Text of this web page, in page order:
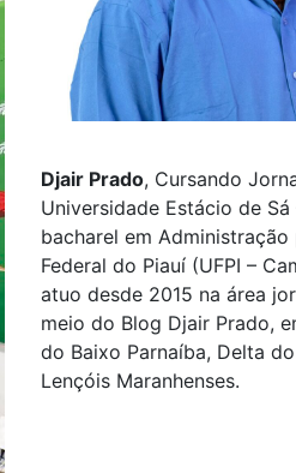
Djair Prado, Cursando
Universidade Estácio de
bacharel em
Federal do Piauí (UFPI –
atuo desde 2015 na área
meio do Blog Djair Prado,
do Baixo Parnaíba, Delta
Lençóis Maranhenses.